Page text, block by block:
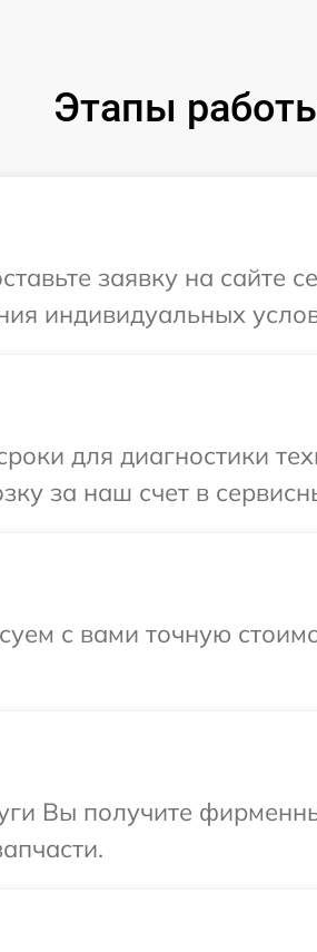
Этапы
заявку на сайте
индивидуальных
для диагностики
за наш счет в
с вами точную
Вы получите